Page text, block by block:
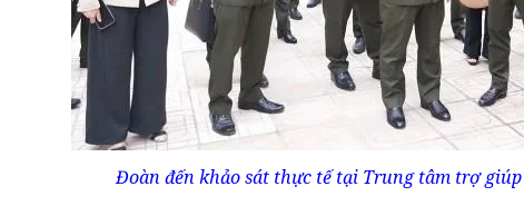
Đoàn đến khảo sát thực tế tại Trung tâm trợ